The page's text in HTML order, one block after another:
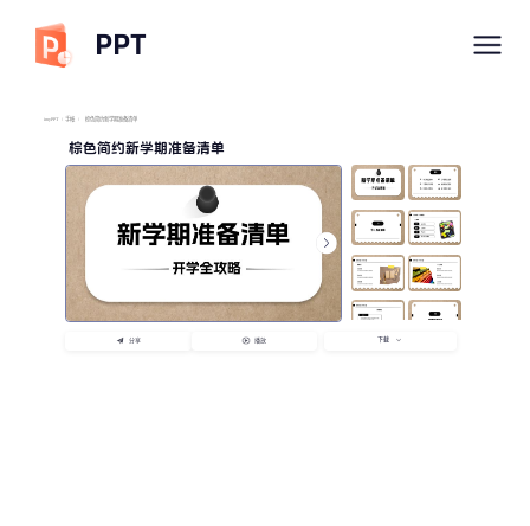
PPT
imyPPT / 手帐 / 棕色简约新学期准备清单
棕色简约新学期准备清单
分享 播放 下载